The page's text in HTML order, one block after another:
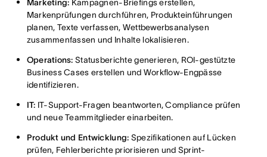
Marketing: Kampagnen-Briefings erstellen,
Markenprüfungen durchführen, Produkteinführungen
planen, Texte verfassen, Wettbewerbsanalysen
zusammenfassen und Inhalte lokalisieren.
Operations: Statusberichte generieren, ROI-gestützte
Business Cases erstellen und Workflow-Engpässe
identifizieren.
IT: IT-Support-Fragen beantworten, Compliance prüfen
und neue Teammitglieder einarbeiten.
Produkt und Entwicklung: Spezifikationen auf Lücken
prüfen, Fehlerberichte priorisieren und Sprint-